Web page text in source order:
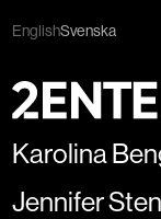
EnglishSvenska
Karolina
Jennifer